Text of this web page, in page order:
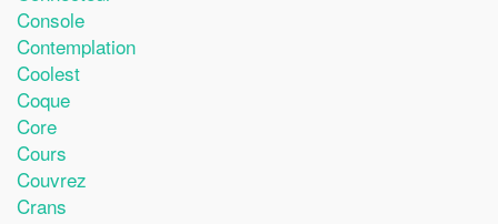
Console
Contemplation
Coolest
Coque
Core
Cours
Couvrez
Crans